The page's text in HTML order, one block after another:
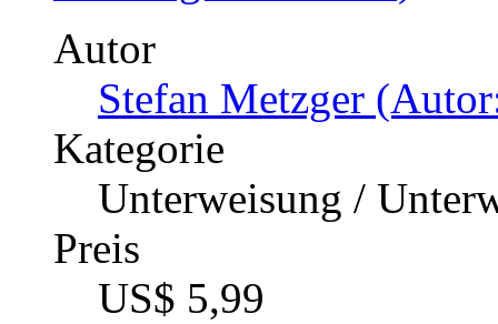
Autor
Stefan Metzger
Kategorie
Unterweisung /
Preis
US$ 5,99